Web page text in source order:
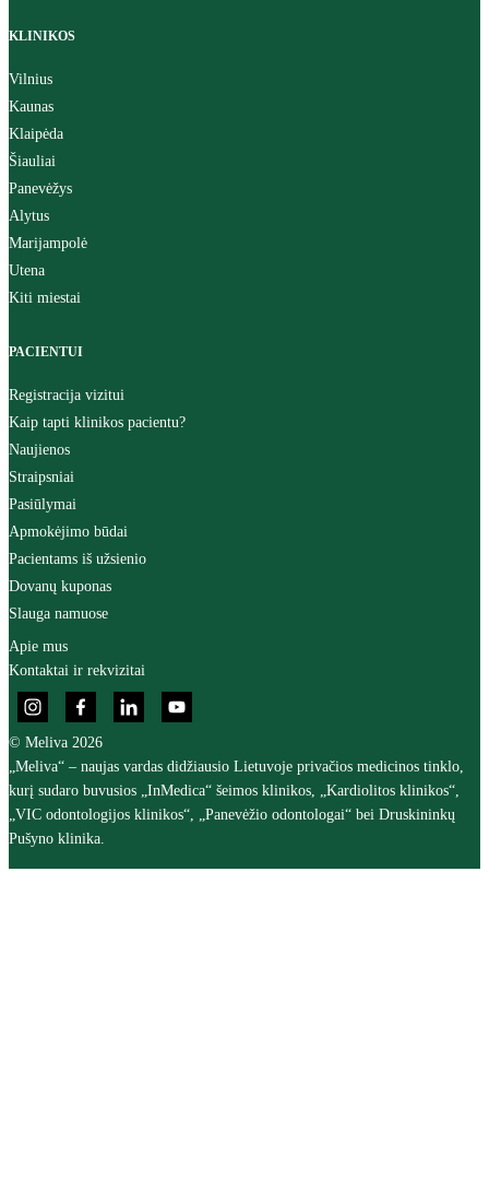
KLINIKOS
Vilnius
Kaunas
Klaipėda
Šiauliai
Panevėžys
Alytus
Marijampolė
Utena
Kiti miestai
PACIENTUI
Registracija vizitui
Kaip tapti klinikos pacientu?
Naujienos
Straipsniai
Pasiūlymai
Apmokėjimo būdai
Pacientams iš užsienio
Dovanų kuponas
Slauga namuose
Apie mus
Kontaktai ir rekvizitai
© Meliva 2026
„Meliva“ – naujas vardas didžiausio Lietuvoje privačios medicinos tinklo,
kurį sudaro buvusios „InMedica“ šeimos klinikos, „Kardiolitos klinikos“,
„VIC odontologijos klinikos“, „Panevėžio odontologai“ bei Druskininkų
Pušyno klinika.